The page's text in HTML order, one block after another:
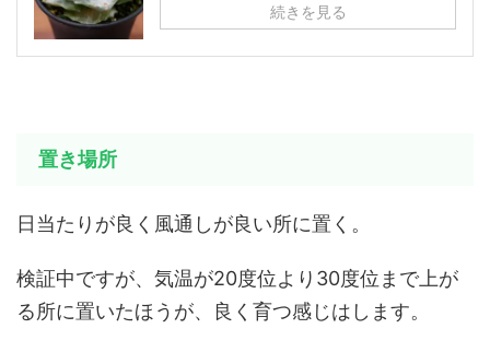
続きを見る
置き場所
日当たりが良く風通しが良い所に置く。
検証中ですが、気温が20度位より30度位まで上が
る所に置いたほうが、良く育つ感じはします。